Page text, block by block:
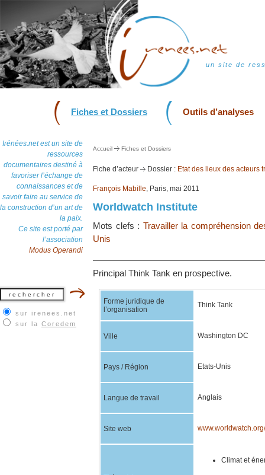
un site de
Fiches et Dossiers Outils d’analyses
Irénées.net est un site de
ressources
documentaires destiné à
favoriser l’échange de
connaissances et de
savoir faire au service de
la construction d’un art de
la paix.
Ce site est porté par
l’association
Modus Operandi
sur irenees.net
sur la Coredem
Accueil Fiches et Dossiers
Fiche d’acteur Dossier : Etat des lieux des acteurs
François Mabille, Paris, mai 2011
Worldwatch Institute
Mots clefs : Travailler la compréhension
Unis
Principal Think Tank en prospective.
Forme juridique de
l’organisation
Think Tank
Ville Washington DC
Pays / Région Etats-Unis
Langue de travail Anglais
Site web www.worldwatch.org/
Climat et